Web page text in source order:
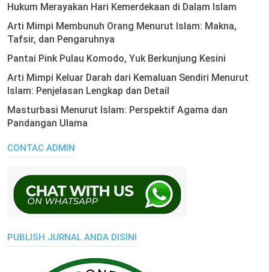
Hukum Merayakan Hari Kemerdekaan di Dalam Islam
Arti Mimpi Membunuh Orang Menurut Islam: Makna,
Tafsir, dan Pengaruhnya
Pantai Pink Pulau Komodo, Yuk Berkunjung Kesini
Arti Mimpi Keluar Darah dari Kemaluan Sendiri Menurut
Islam: Penjelasan Lengkap dan Detail
Masturbasi Menurut Islam: Perspektif Agama dan
Pandangan Ulama
CONTAC ADMIN
PUBLISH JURNAL ANDA DISINI